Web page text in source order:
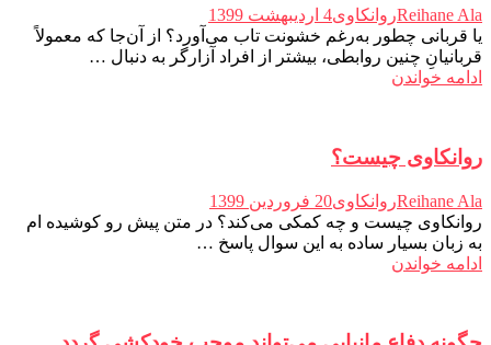
Reihane Alaروانکاوی4 اردیبهشت 1399
یا قربانی چطور به‌رغم خشونت تاب می‌آورد؟ از آن‌جا که معمولاً
قربانیانِ چنین روابطی، بیشتر از افراد آزارگر به دنبال …
ادامه خواندن
روانکاوی چیست؟
Reihane Alaروانکاوی20 فروردین 1399
روانکاوی چیست و چه کمکی می‌کند؟ در متن پیش رو کوشیده ام
به زبان بسیار ساده به این سوال پاسخ …
ادامه خواندن